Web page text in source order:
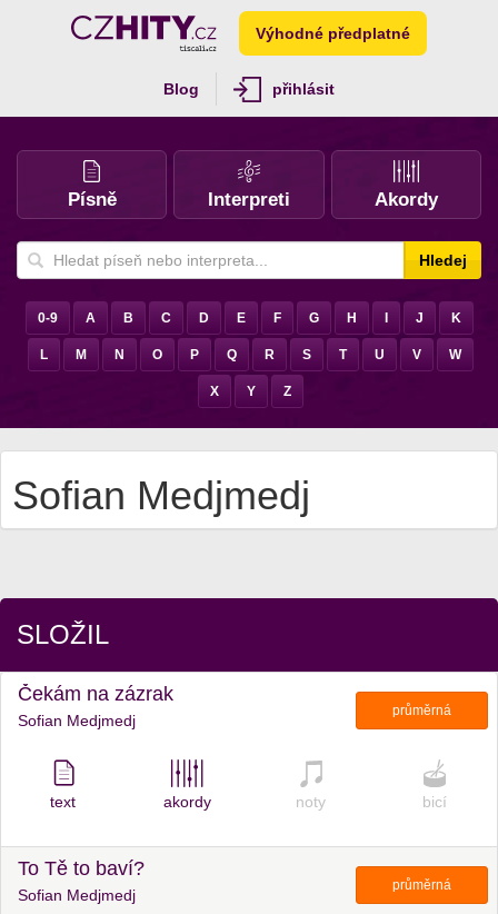
Výhodné předplatné
Blog přihlásit
Písně Interpreti Akordy
Hledej
0-9 A B C D E F G H J K
L M N O P Q R S T U V W
X Y Z
Sofian Medjmedj
SLOŽIL
Čekám na zázrak
Sofian Medjmedj
průměrná
text akordy noty bicí
To Tě to baví?
Sofian Medjmedj
průměrná